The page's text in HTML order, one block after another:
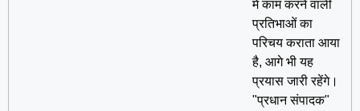
में काम करने वाली
प्रतिभाओं का
परिचय कराता आया
है, आगे भी यह
प्रयास जारी रहेंगे।
"प्रधान संपादक"